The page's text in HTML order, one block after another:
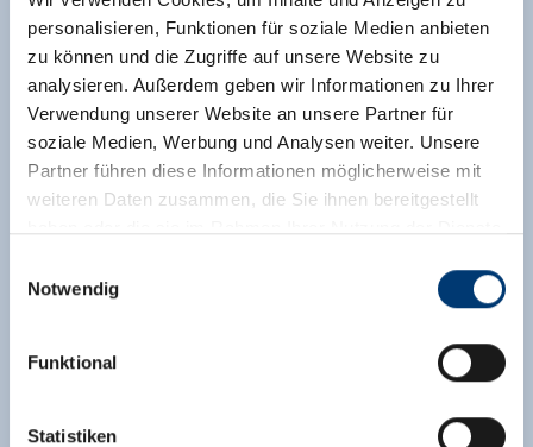
personalisieren, Funktionen für soziale Medien anbieten
zu können und die Zugriffe auf unsere Website zu
analysieren. Außerdem geben wir Informationen zu Ihrer
Verwendung unserer Website an unsere Partner für
soziale Medien, Werbung und Analysen weiter. Unsere
Partner führen diese Informationen möglicherweise mit
weiteren Daten zusammen, die Sie ihnen bereitgestellt
Rohr 23// A-6280 Zell am Ziller
www.zillertalarena.com
Notwendig
Funktional
Statistiken
verleiht dem Chalet ein warmes Ambiente. Das
Chalet befindet sich fast direkt am Übungshang
im Herzen von Königsleiten.
Ausstattung
Verfügbarkeitskalender